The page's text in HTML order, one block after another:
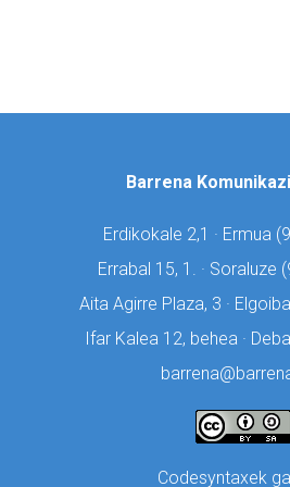
Barrena
Erdikokale 2,1 · Ermua (
Errabal 15, 1. · Soraluze (
Aita Agirre Plaza, 3 ·
Ifar Kalea 12, behea ·
Codesyntaxek